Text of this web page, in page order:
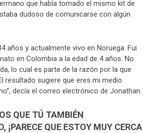
que había tomado el mismo kit de
dudoso de comunicarse con algún
años y actualmente vivo en Noruega. Fui
en Colombia a la edad de 4 años. No
lo cual es parte de la razón por la que
resultado sugiere que eres mi medio
decía el correo electrónico de Jonathan.
QUE TÚ TAMBIÉN
, ¡PARECE QUE ESTOY MUY CERCA